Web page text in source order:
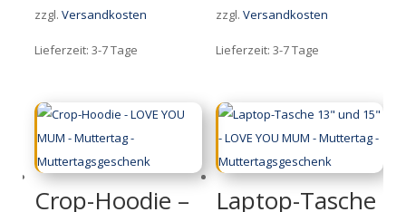
zzgl. Versandkosten
Lieferzeit: 3-7 Tage
zzgl.Versandkosten
Lieferzeit:3-7 Tage
Crop-Hoodie – Laptop-Tasche